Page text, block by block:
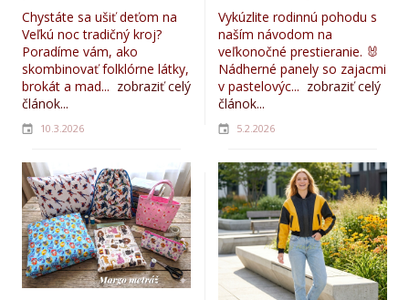
Chystáte sa ušiť deťom na
Veľkú noc tradičný kroj?
Poradíme vám, ako
skombinovať folklórne látky,
brokát a mad... zobraziť celý
článok...
10.3.2026
Vykúzlite rodinnú pohodu s
naším návodom na
veľkonočné prestieranie. 🐰
Nádherné panely so zajacmi
v pastelovýc... zobraziť celý
článok...
5.2.2026